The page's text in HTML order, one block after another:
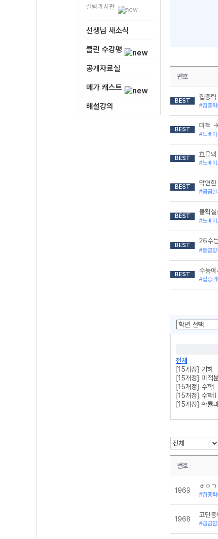
칼럼 게시판
선생님 새소식
클린 수강평
공개자료실
메가 캐스트
해설강의
번호
BEST 집중
#집중
BEST 미적
#노베
BEST 효율
#노베
BEST 막연
#꼼꼼
BEST
불확
#노베
BEST
26수
#등급
BEST 수능
#집중
전체
[15개정] 기하
[15개정] 미적
[15개정] 수학l
[15개정] 수학ll
[15개정] 확률
번호
1969
ㅎㅇ
#집중
1968
고민
#꼼꼼